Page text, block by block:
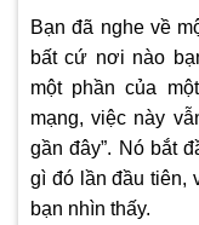
Bạn đã nghe về
bất cứ nơi nào
một phần của
mạng, việc này
gần đây”. Nó bắt
gì đó lần đầu tiên,
bạn nhìn thấy.